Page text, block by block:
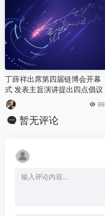
丁薛祥出席第四届链博会开幕
式 发表主旨演讲提出四点倡议
99
暂无评论